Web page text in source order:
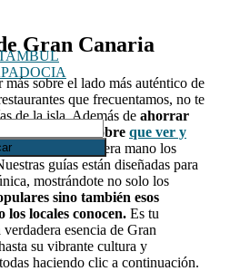
Gran Canaria
sobre el lado más auténtico de
que frecuentamos, no te
de la isla. Además de ahorrar
información sobre que ver y
de primera mano los
guías están diseñadas para
mostrándote no solo los
sino también esos
los locales conocen. Es tu
esencia de Gran
su vibrante cultura y
haciendo clic a continuación.